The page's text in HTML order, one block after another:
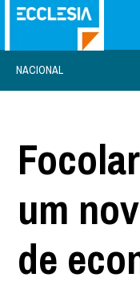
NACIONAL
um
de